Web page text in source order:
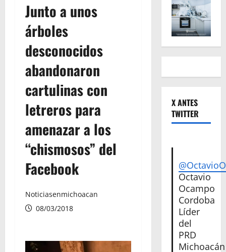
Junto a unos
árboles
desconocidos
abandonaron
cartulinas con
letreros para
amenazar a los
“chismosos” del
Facebook
Noticiasenmichoacan
08/03/2018
X ANTES
TWITTER
Octavio
Ocampo
Cordoba
Líder
del
PRD
Michoacán